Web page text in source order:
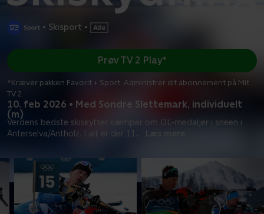
• Skisport •
10. feb 2026 • Med Sondre Slettemark, individuelt
(m)
Verdens bedste skiskytter kæmper om OL-medaljer i sneen i
Anterselva/Antholz. I alt er der 11
Læs mere
Prøv TV 2 Play*
*Kræver pakken Favorit + Sport. Administrer dit abonnement på Mit
TV 2.